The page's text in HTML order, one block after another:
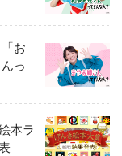
お
っ
本ラ